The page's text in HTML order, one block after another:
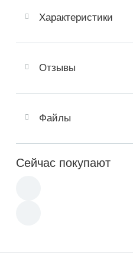
Характеристики
Отзывы
Файлы
Сейчас покупают